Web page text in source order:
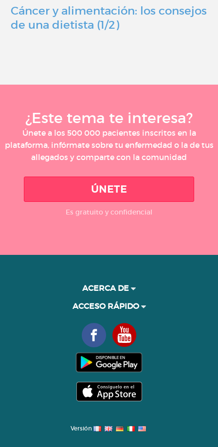
Cáncer y alimentación: los consejos
de una dietista (1/2)
¿Este tema te interesa?
Únete a los 500 000 pacientes inscritos en la
plataforma, infórmate sobre tu enfermedad o la de tus
allegados y comparte con la comunidad
ÚNETE
Es gratuito y confidencial
ACERCA DE
ACCESO RÁPIDO
Versión